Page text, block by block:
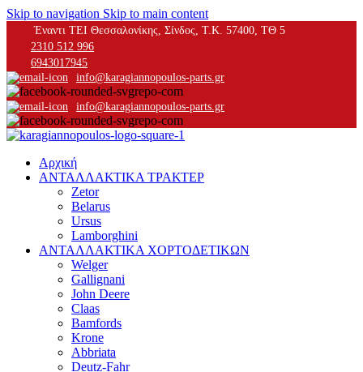
Skip to navigation Skip to main content
Έναντι ΤΕΙ Θεσσαλονίκης, Σίνδος, Τ.Κ. 57400, ΤΘ 5
2310 512 996
6943017945
info@karagiannopoulos-parts.gr
info@karagiannopoulos-parts.gr
Αρχική
ΑΝΤΑΛΛΑΚΤΙΚΑ ΤΡΑΚΤΕΡ
Zetor
Belarus
Ursus
Lamborghini
ΑΝΤΑΛΛΑΚΤΙΚΑ ΧΟΡΤΟΔΕΤΙΚΩΝ
Welger
Gallignani
John Deere
Claas
Bamfords
Krone
Abbriata
Deutz-Fahr